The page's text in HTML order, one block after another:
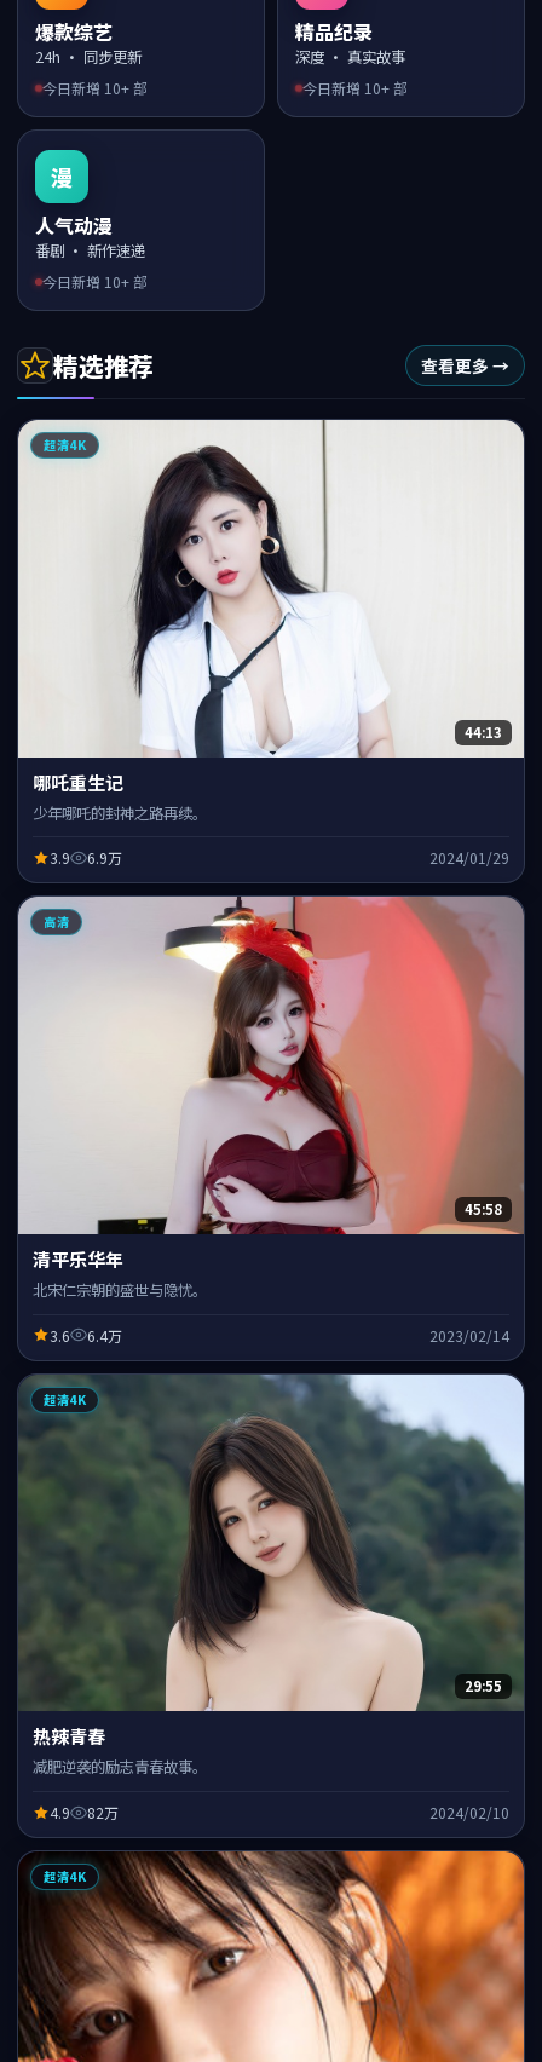
爆款综艺
24h · 同步更新
今日新增 10+ 部
精品纪录
深度 · 真实故事
今日新增 10+ 部
漫
人气动漫
番剧 · 新作速递
今日新增 10+ 部
精选推荐 查看更多 →
超清4K
44:13
哪吒重生记
少年哪吒的封神之路再续。
3.9 6.9万 2024/01/29
高清
45:58
清平乐华年
北宋仁宗朝的盛世与隐忧。
3.6 6.4万 2023/02/14
超清4K
29:55
热辣青春
减肥逆袭的励志青春故事。
4.9 82万 2024/02/10
超清4K